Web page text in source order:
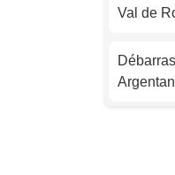
Val de
Argentan